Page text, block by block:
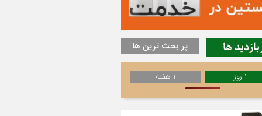
ها پر بحث ترین ها
1 روز 1 هفته